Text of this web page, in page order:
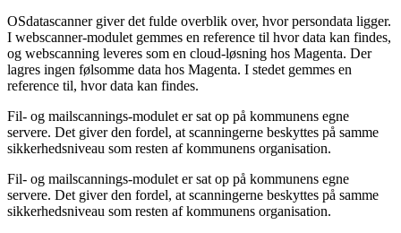
OSdatascanner giver det fulde overblik over, hvor persondata ligger.
I webscanner-modulet gemmes en reference til hvor data kan findes,
og webscanning leveres som en cloud-løsning hos Magenta. Der
lagres ingen følsomme data hos Magenta. I stedet gemmes en
reference til, hvor data kan findes.
Fil- og mailscannings-modulet er sat op på kommunens egne
servere. Det giver den fordel, at scanningerne beskyttes på samme
sikkerhedsniveau som resten af kommunens organisation.
Fil- og mailscannings-modulet er sat op på kommunens egne
servere. Det giver den fordel, at scanningerne beskyttes på samme
sikkerhedsniveau som resten af kommunens organisation.